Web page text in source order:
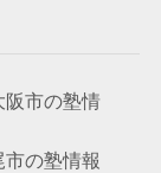
阪市の塾情
市の塾情報